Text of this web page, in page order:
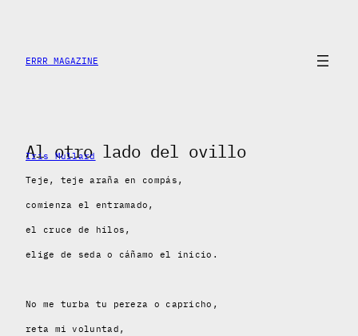
contenido
ERRR MAGAZINE
Al otro lado del ovillo
Iris Mullard
Teje, teje araña en compás,
comienza el entramado,
el cruce de hilos,
elige de seda o cáñamo el inicio.
No me turba tu pereza o capricho,
reta mi voluntad,